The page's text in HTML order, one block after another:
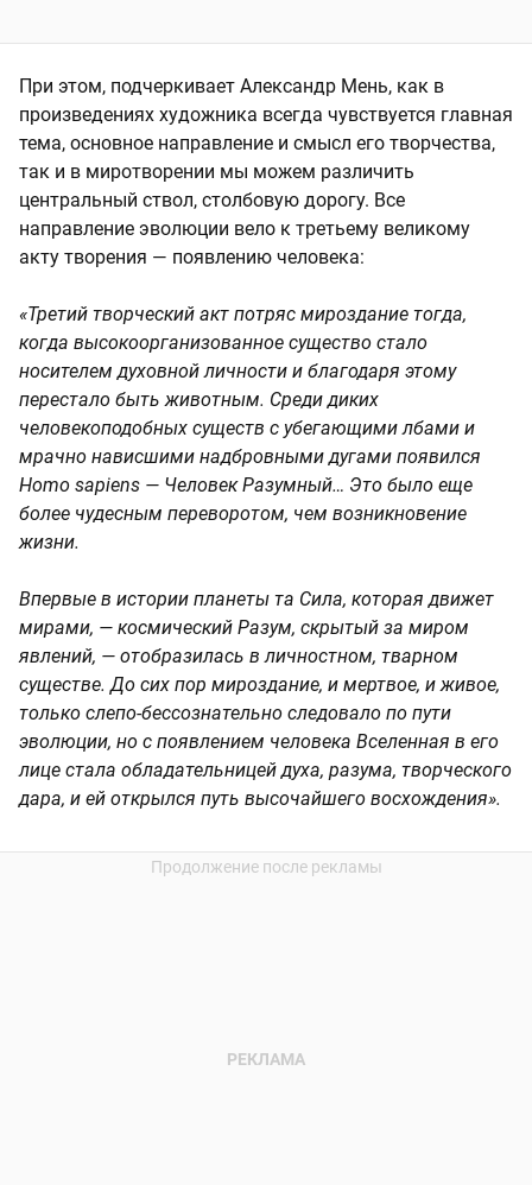
При этом, подчеркивает Александр Мень, как в
произведениях художника всегда чувствуется главная
тема, основное направление и смысл его творчества,
так и в миротворении мы можем различить
центральный ствол, столбовую дорогу. Все
направление эволюции вело к третьему великому
акту творения — появлению человека:
«Третий творческий акт потряс мироздание тогда,
когда высокоорганизованное существо стало
носителем духовной личности и благодаря этому
перестало быть животным. Среди диких
человекоподобных существ с убегающими лбами и
мрачно нависшими надбровными дугами появился
Homo sapiens — Человек Разумный… Это было еще
более чудесным переворотом, чем возникновение
жизни.
Впервые в истории планеты та Сила, которая движет
мирами, — космический Разум, скрытый за миром
явлений, — отобразилась в личностном, тварном
существе. До сих пор мироздание, и мертвое, и живое,
только слепо-бессознательно следовало по пути
эволюции, но с появлением человека Вселенная в его
лице стала обладательницей духа, разума, творческого
дара, и ей открылся путь высочайшего восхождения».